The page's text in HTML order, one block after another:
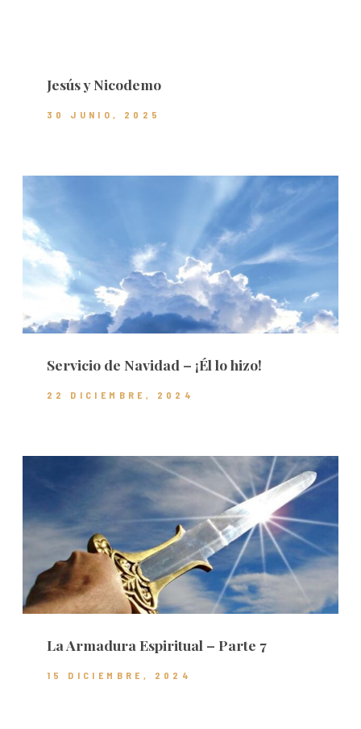
Jesús y Nicodemo
30 JUNIO, 2025
Servicio de Navidad – ¡Él lo hizo!
22 DICIEMBRE, 2024
La Armadura Espiritual – Parte 7
15 DICIEMBRE, 2024